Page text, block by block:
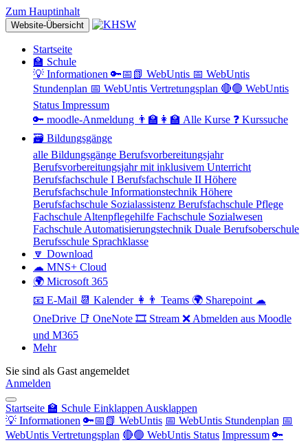
Zum Hauptinhalt
Website-Übersicht
Startseite
🏫 Schule
💡 Informationen 🔑📅📗 WebUntis 📅 WebUntis
Stundenplan 📅 WebUntis Vertretungsplan 🔴🟢 WebUntis
Status Impressum
🔑 moodle-Anmeldung 👨‍🏫👩‍🏫 Alle Kurse ❓ Kurssuche
🗃 Bildungsgänge
alle Bildungsgänge Berufsvorbereitungsjahr
Berufsvorbereitungsjahr mit inklusivem Unterricht
Berufsfachschule I Berufsfachschule II Höhere
Berufsfachschule Informationstechnik Höhere
Berufsfachschule Sozialassistenz Berufsfachschule Pflege
Fachschule Altenpflegehilfe Fachschule Sozialwesen
Fachschule Automatisierungstechnik Duale Berufsoberschule
Berufsschule Sprachklasse
🔽 Download
☁ MNS+ Cloud
🌍 Microsoft 365
📧 E-Mail 📆 Kalender 👩👨 Teams 🌍 Sharepoint ☁
OneDrive 📑 OneNote 🎞 Stream ❌ Abmelden aus Moodle
und M365
Mehr
Sie sind als Gast angemeldet
Anmelden
Startseite 🏫 Schule Einklappen Ausklappen
💡 Informationen 🔑📅📗 WebUntis 📅 WebUntis Stundenplan 📅
WebUntis Vertretungsplan 🔴🟢 WebUntis Status Impressum 🔑